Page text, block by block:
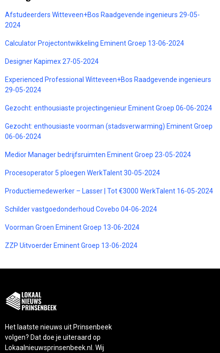
Afstudeerders Witteveen+Bos Raadgevende ingenieurs 29-05-
2024
Calculator Projectontwikkeling Eminent Groep 13-06-2024
Designer Kapimex 27-05-2024
Experienced Professional Witteveen+Bos Raadgevende ingenieurs
29-05-2024
Gezocht: enthousiaste projectingenieur Eminent Groep 06-06-2024
Gezocht: enthousiaste voorman (stadsverwarming) Eminent Groep
06-06-2024
Medior Manager bedrijfsruimten Eminent Groep 23-05-2024
Procesoperator 5 ploegen WerkTalent 30-05-2024
Productiemedewerker – Lasser | Tot €3000 WerkTalent 16-05-2024
Schilder vastgoedonderhoud Covebo 04-06-2024
Voorman Groen Eminent Groep 13-06-2024
ZZP Uitvoerder Eminent Groep 13-06-2024
Het laatste nieuws uit Prinsenbeek
volgen? Dat doe je uiteraard op
Lokaalnieuwsprinsenbeek.nl. Wij